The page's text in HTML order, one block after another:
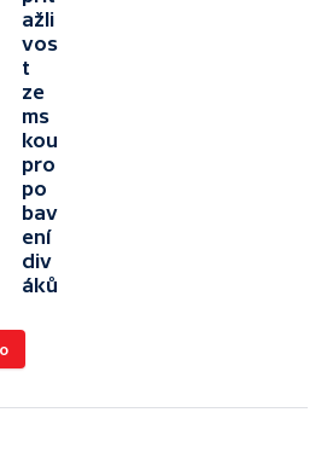
ažli
vos
t
ze
ms
kou
pro
po
bav
ení
div
áků